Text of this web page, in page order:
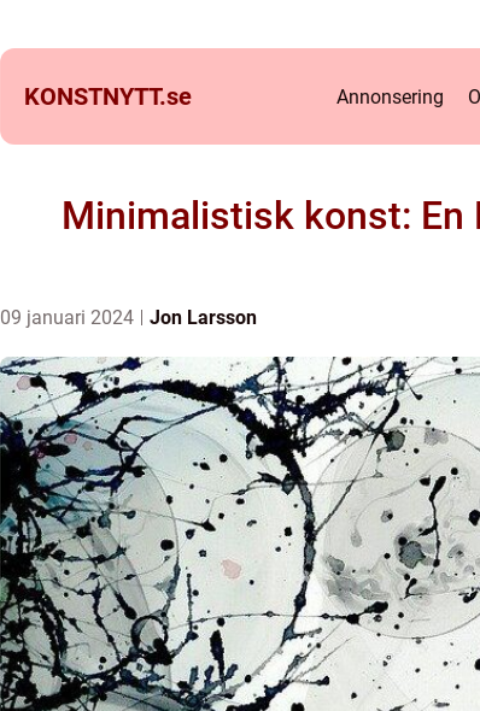
KONSTNYTT.se Annonsering
Minimalistisk konst: En
09 januari 2024 Jon Larsson